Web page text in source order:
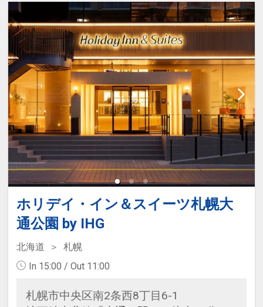
ホリデイ・イン＆スイーツ札幌大
通公園 by IHG
北海道
札幌
In 15:00 / Out 11:00
札幌市中央区南2条西8丁目6-1